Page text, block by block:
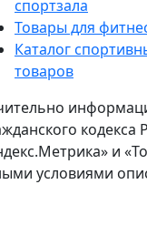
спортзала
Товары для
Каталог
товаров
кодекса
и
условиями